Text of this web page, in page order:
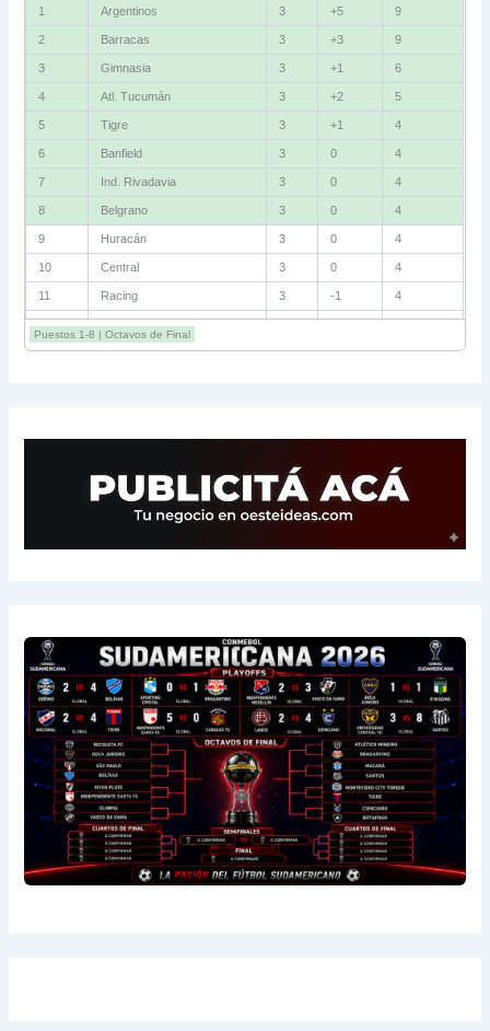
1 Argentinos 3 +5 9
2 Barracas 3 +3 9
3 Gimnasia 3 +1 6
4 Atl. Tucumán 3 +2 5
5 Tigre 3 +1 4
6 Banfield 3 0 4
7 Ind. Rivadavia 3 0 4
8 Belgrano 3 0 4
9 Huracán 3 0 4
10 Central 3 0 4
11 Racing 3 -1 4
12 Estudiantes RC 3 -2 4
13 Sarmiento 3 -1 3
Puestos 1-8 | Octavos de Final